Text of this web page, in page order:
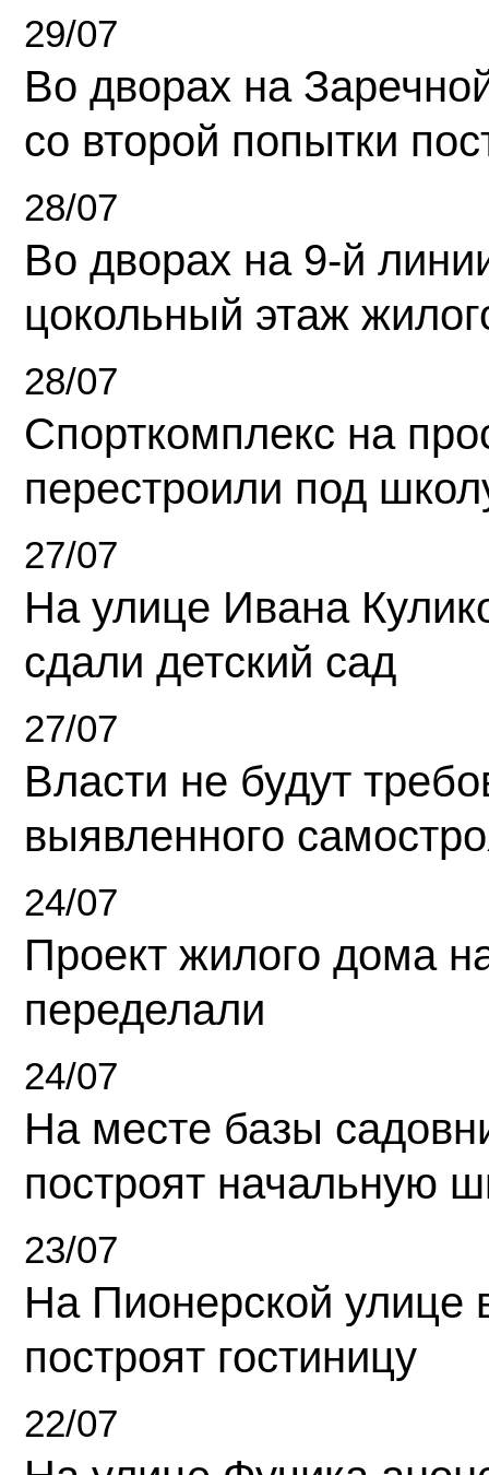
29/07
Во дворах на
со второй попытки
28/07
Во дворах на 9-й
цокольный этаж
28/07
Спорткомплекс на
перестроили под
27/07
На улице Ивана
сдали детский сад
27/07
Власти не будут
выявленного
24/07
Проект жилого дома
переделали
24/07
На месте базы
построят начальную
23/07
На Пионерской улице
построят гостиницу
22/07